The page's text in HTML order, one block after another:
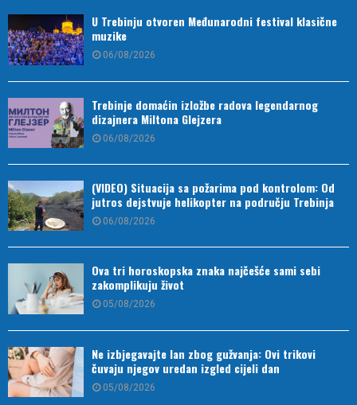
U Trebinju otvoren Međunarodni festival klasične
muzike
06/08/2026
Trebinje domaćin izložbe radova legendarnog
dizajnera Miltona Glejzera
06/08/2026
(VIDEO) Situacija sa požarima pod kontrolom: Od
jutros dejstvuje helikopter na području Trebinja
06/08/2026
Ova tri horoskopska znaka najčešće sami sebi
zakomplikuju život
05/08/2026
Ne izbjegavajte lan zbog gužvanja: Ovi trikovi
čuvaju njegov uredan izgled cijeli dan
05/08/2026